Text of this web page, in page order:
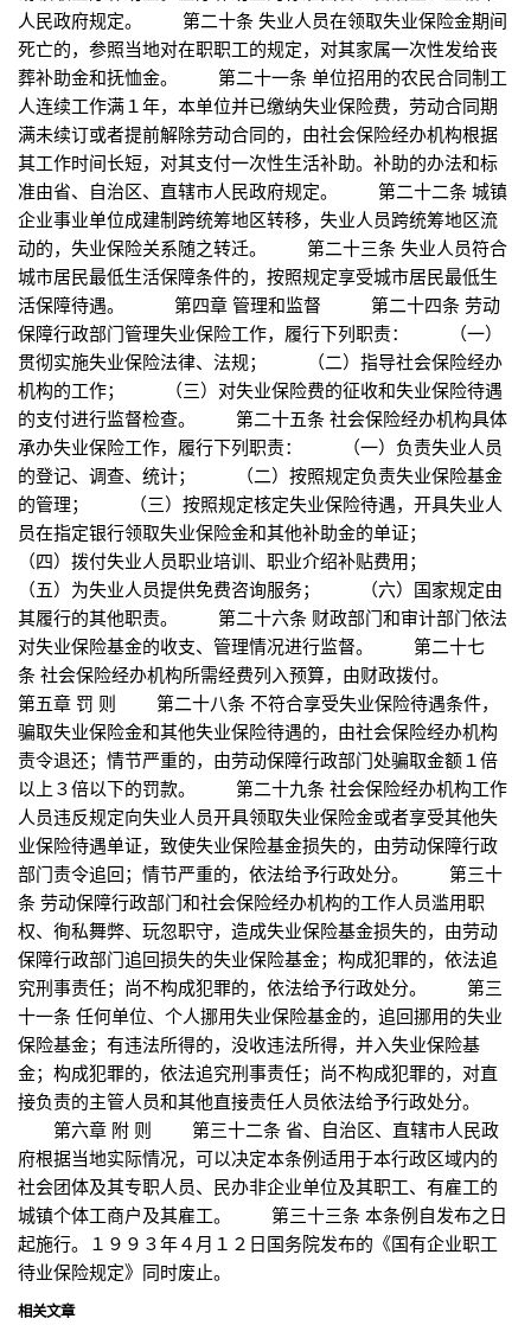
人民政府规定。 第二十条 失业人员在领取失业保险金期间
死亡的，参照当地对在职职工的规定，对其家属一次性发给丧
葬补助金和抚恤金。 第二十一条 单位招用的农民合同制工
人连续工作满１年，本单位并已缴纳失业保险费，劳动合同期
满未续订或者提前解除劳动合同的，由社会保险经办机构根据
其工作时间长短，对其支付一次性生活补助。补助的办法和标
准由省、自治区、直辖市人民政府规定。 第二十二条 城镇
企业事业单位成建制跨统筹地区转移，失业人员跨统筹地区流
动的，失业保险关系随之转迁。 第二十三条 失业人员符合
城市居民最低生活保障条件的，按照规定享受城市居民最低生
活保障待遇。 第四章 管理和监督 第二十四条 劳动
保障行政部门管理失业保险工作，履行下列职责： （一）
贯彻实施失业保险法律、法规； （二）指导社会保险经办
机构的工作； （三）对失业保险费的征收和失业保险待遇
的支付进行监督检查。 第二十五条 社会保险经办机构具体
承办失业保险工作，履行下列职责： （一）负责失业人员
的登记、调查、统计； （二）按照规定负责失业保险基金
的管理； （三）按照规定核定失业保险待遇，开具失业人
员在指定银行领取失业保险金和其他补助金的单证；
（四）拨付失业人员职业培训、职业介绍补贴费用；
（五）为失业人员提供免费咨询服务； （六）国家规定由
其履行的其他职责。 第二十六条 财政部门和审计部门依法
对失业保险基金的收支、管理情况进行监督。 第二十七
条 社会保险经办机构所需经费列入预算，由财政拨付。
第五章 罚 则 第二十八条 不符合享受失业保险待遇条件，
骗取失业保险金和其他失业保险待遇的，由社会保险经办机构
责令退还；情节严重的，由劳动保障行政部门处骗取金额１倍
以上３倍以下的罚款。 第二十九条 社会保险经办机构工作
人员违反规定向失业人员开具领取失业保险金或者享受其他失
业保险待遇单证，致使失业保险基金损失的，由劳动保障行政
部门责令追回；情节严重的，依法给予行政处分。 第三十
条 劳动保障行政部门和社会保险经办机构的工作人员滥用职
权、徇私舞弊、玩忽职守，造成失业保险基金损失的，由劳动
保障行政部门追回损失的失业保险基金；构成犯罪的，依法追
究刑事责任；尚不构成犯罪的，依法给予行政处分。 第三
十一条 任何单位、个人挪用失业保险基金的，追回挪用的失业
保险基金；有违法所得的，没收违法所得，并入失业保险基
金；构成犯罪的，依法追究刑事责任；尚不构成犯罪的，对直
接负责的主管人员和其他直接责任人员依法给予行政处分。
第六章 附 则 第三十二条 省、自治区、直辖市人民政
府根据当地实际情况，可以决定本条例适用于本行政区域内的
社会团体及其专职人员、民办非企业单位及其职工、有雇工的
城镇个体工商户及其雇工。 第三十三条 本条例自发布之日
起施行。１９９３年４月１２日国务院发布的《国有企业职工
待业保险规定》同时废止。
相关文章